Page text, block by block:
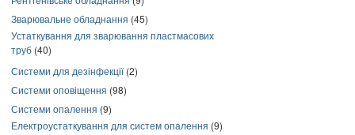
Зварювальне обладнання (45)
Устаткування для зварювання пластмасових
труб (40)
Системи для дезінфекції(2)
Системи оповіщення (98)
Системи опалення (9)
Електроустаткування для систем опалення (9)